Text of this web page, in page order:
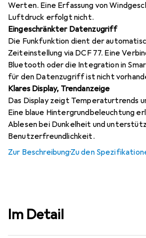
Werten. Eine Erfassung von
Luftdruck erfolgt nicht.
Eingeschränkter Datenzugriff
Die Funkfunktion dient der
Zeiteinstellung via DCF 77. Eine
Bluetooth oder die Integration in
für den Datenzugriff ist nicht
Klares Display, Trendanzeige
Das Display zeigt Temperaturtrends
Eine blaue Hintergrundbeleuchtung
Ablesen bei Dunkelheit und
Benutzerfreundlichkeit.
Zur Beschreibung·Zu den
Im Detail